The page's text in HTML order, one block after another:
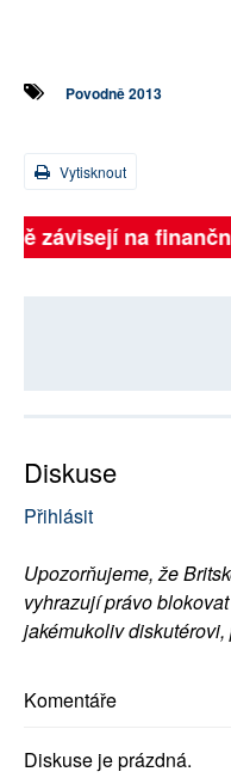
Povodně 2013
Vytisknout
závisejí na
Diskuse
Přihlásit
Upozorňujeme, že
vyhrazují právo
jakémukoliv
Komentáře
Diskuse je prázdná.